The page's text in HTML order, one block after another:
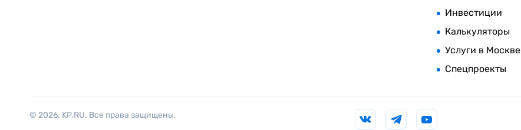
Инвестиции
Калькуляторы
Услуги в Москве
Спецпроекты
© 2026. KP.RU. Все права защищены.